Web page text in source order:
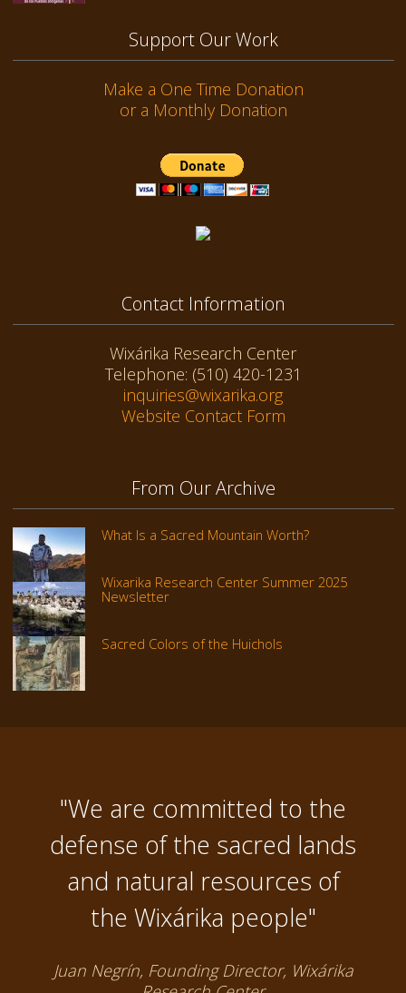
Support Our Work
Make a One Time Donation
or a Monthly Donation
Contact Information
Wixárika Research Center
Telephone: (510) 420-1231
inquiries@wixarika.org
Website Contact Form
From Our Archive
What Is a Sacred Mountain Worth?
Wixarika Research Center Summer 2025
Newsletter
Sacred Colors of the Huichols
"We are committed to the
defense of the sacred lands
and natural resources of
the Wixárika people"
Juan Negrín, Founding Director, Wixárika